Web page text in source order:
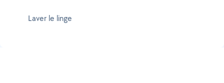
Laver le linge